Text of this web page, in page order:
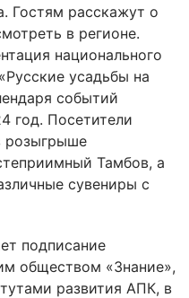
Гостям расскажут о
в регионе.
национального
усадьбы на
событий
год. Посетители
розыгрыше
Тамбов, а
сувениры с
подписание
обществом «Знание»,
развития АПК, в